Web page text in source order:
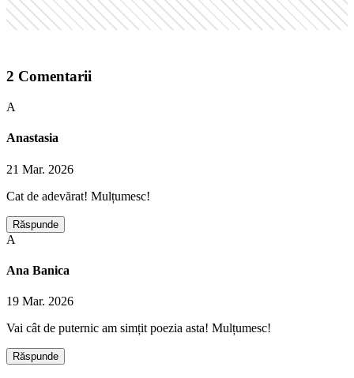
2 Comentarii
A
Anastasia
21 Mar. 2026
Cat de adevărat! Mulțumesc!
Răspunde
A
Ana Banica
19 Mar. 2026
Vai cât de puternic am simțit poezia asta! Mulțumesc!
Răspunde